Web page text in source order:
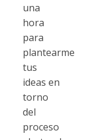
una
hora
para
plantearme
tus
ideas en
torno
del
proceso